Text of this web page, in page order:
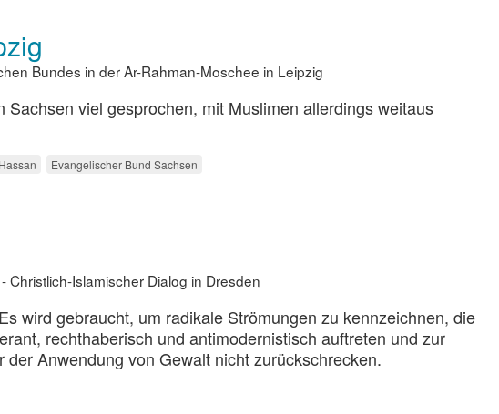
Bundes in der Ar-Rahman-Moschee in Leipzig
viel gesprochen, mit Muslimen allerdings weitaus
Evangelischer Bund Sachsen
Christlich-Islamischer Dialog in Dresden
wird gebraucht, um radikale Strömungen zu kennzeichnen, die
rechthaberisch und antimodernistisch auftreten und zur
Anwendung von Gewalt nicht zurückschrecken.